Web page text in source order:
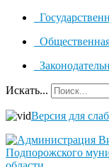
Искать...
Версия для